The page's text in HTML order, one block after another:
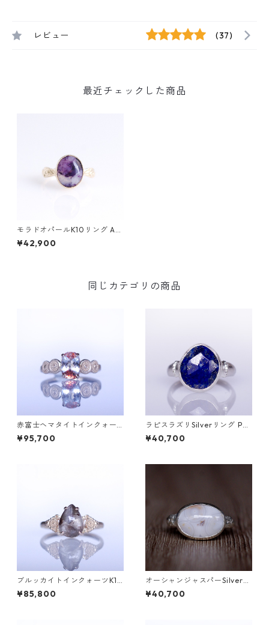
レビュー (37)
最近チェックした商品
モラドオパールK10リング AR
AB(ｱﾗﾌﾞ)
¥42,900
同じカテゴリの商品
赤富士ヘマタイトインクォー
ツK10リング DAHMA(ダーマ)
[D052]
¥95,700
ラピスラズリSilverリング PA
O(パオ）[P002]
¥40,700
ブルッカイトインクォーツK10
リング MALWA (マルワ)[M24
4]
¥85,800
オーシャンジャスパーSilverリ
ング EPA(エパ）[E001]
¥40,700